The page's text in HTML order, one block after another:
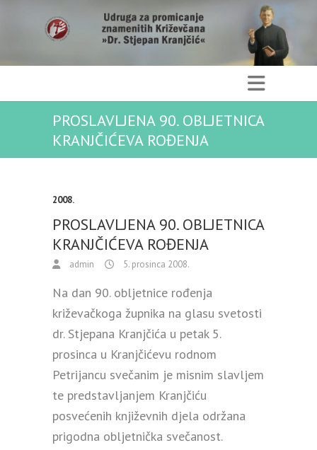
PROSLAVLJENA 90. OBLJETNICA
KRANJČIĆEVA ROĐENJA
2008.
PROSLAVLJENA 90. OBLJETNICA
KRANJČIĆEVA ROĐENJA
admin 5. prosinca 2008.
Na dan 90. obljetnice rođenja
križevačkoga župnika na glasu svetosti
dr. Stjepana Kranjčića u petak 5.
prosinca u Kranjčićevu rodnom
Petrijancu svečanim je misnim slavljem
te predstavljanjem Kranjčiću
posvećenih književnih djela održana
prigodna obljetnička svečanost.